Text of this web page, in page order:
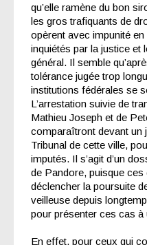
qu’elle ramène du bon
les gros trafiquants de
opèrent avec impunité
inquiétés par la justice et
général. Il semble
tolérance jugée trop
institutions fédérales se
L’arrestation suivie de
Mathieu Joseph et de
comparaîtront devant un
Tribunal de cette ville,
imputés. Il s’agit d’un
de Pandore, puisque
déclencher la poursuite
veilleuse depuis
pour présenter ces cas à
En effet, pour ceux qui